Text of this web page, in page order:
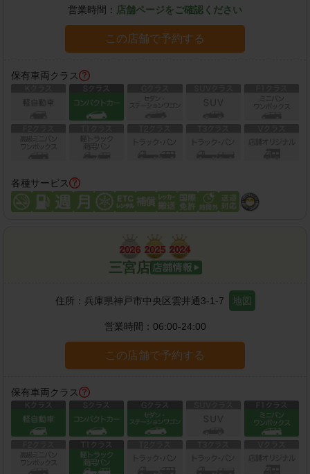
営業時間： 店舗ページをご確認ください
この店舗で予約する
保有車両クラス
各種サービス
三宮店
住所： 兵庫県神戸市中央区雲井通3-1-7 地図
営業時間： 06:00-24:00
この店舗で予約する
保有車両クラス